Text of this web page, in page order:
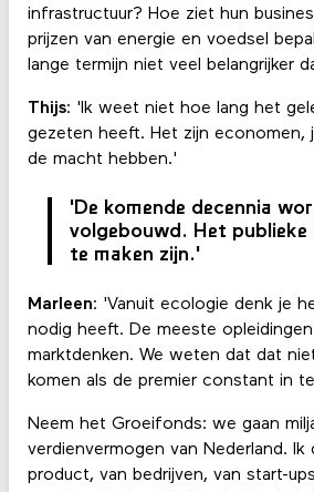
infrastructuur? Hoe ziet hun
prijzen van energie en voedsel
lange termijn niet veel belangrijker
Thijs: 'Ik weet niet hoe lang het
gezeten heeft. Het zijn economen,
de macht hebben.'
'De komende decennia
volgebouwd. Het
te maken zijn.'
Marleen: 'Vanuit ecologie denk je
nodig heeft. De meeste
marktdenken. We weten dat dat
komen als de premier constant in
Neem het Groeifonds: we gaan
verdienvermogen van Nederland.
product, van bedrijven, van start-